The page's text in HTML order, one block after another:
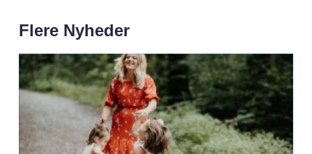
Flere Nyheder